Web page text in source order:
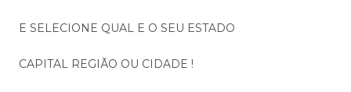
E SELECIONE QUAL E O SEU ESTADO
CAPITAL REGIÃO OU CIDADE !